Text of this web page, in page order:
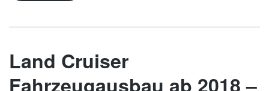
Land Cruiser
Fahrzeugausbau ab 2018 –